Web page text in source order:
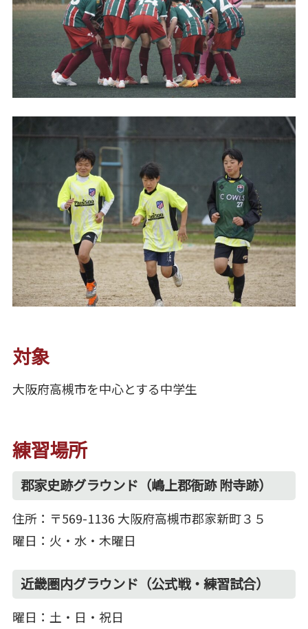
対象
大阪府高槻市を中心とする中学生
練習場所
郡家史跡グラウンド（嶋上郡衙跡 附寺跡）
住所：〒569-1136 大阪府高槻市郡家新町３５
曜日：火・水・木曜日
近畿圏内グラウンド（公式戦・練習試合）
曜日：土・日・祝日